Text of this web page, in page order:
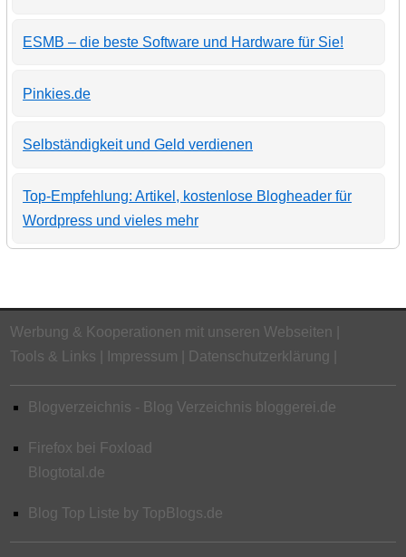
ESMB – die beste Software und Hardware für Sie!
Pinkies.de
Selbständigkeit und Geld verdienen
Top-Empfehlung: Artikel, kostenlose Blogheader für
Wordpress und vieles mehr
Werbung & Kooperationen mit unseren Webseiten
Tools & Links
Impressum Datenschutzerklärung
Blogverzeichnis - Blog Verzeichnis bloggerei.de
Firefox bei Foxload
Blogtotal.de
Blog Top Liste by TopBlogs.de